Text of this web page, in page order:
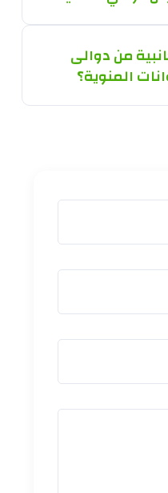
من دوالى
المنوية؟